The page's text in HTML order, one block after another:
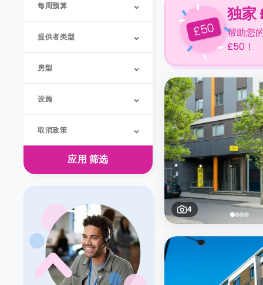
每周预算
提供者类型
房型
设施
取消政策
应用 筛选
£50
独家
帮助您
£50！
4